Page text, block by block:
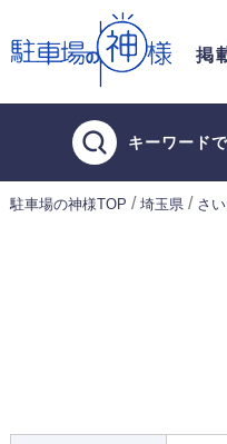
掲
キーワード
駐車場の神様TOP / 埼玉県 / さ